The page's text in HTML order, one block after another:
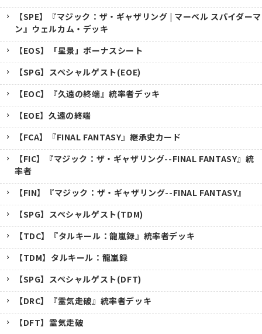
【SPE】『マジック：ザ・ギャザリング | マーベル スパイダーマ
ン』ウェルカム・デッキ
【EOS】「星景」ボーナスシート
【SPG】スペシャルゲスト(EOE)
【EOC】『久遠の終端』統率者デッキ
【EOE】久遠の終端
【FCA】『FINAL FANTASY』継承史カード
【FIC】『マジック：ザ・ギャザリング--FINAL FANTASY』統
率者
【FIN】『マジック：ザ・ギャザリング--FINAL FANTASY』
【SPG】スペシャルゲスト(TDM)
【TDC】『タルキール：龍嵐録』統率者デッキ
【TDM】タルキール：龍嵐録
【SPG】スペシャルゲスト(DFT)
【DRC】『霊気走破』統率者デッキ
【DFT】霊気走破